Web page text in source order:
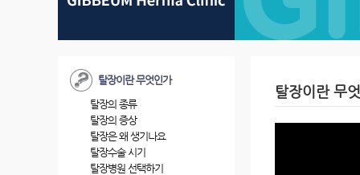
탈장이란 무엇인가
탈장의 종류
탈장의 증상
탈장은 왜 생기나요
탈장수술 시기
탈장병원 선택하기
탈장이란 무